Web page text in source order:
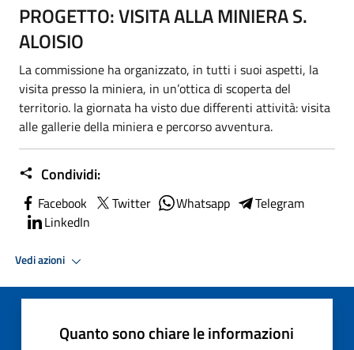
PROGETTO: VISITA ALLA MINIERA S.
ALOISIO
La commissione ha organizzato, in tutti i suoi aspetti, la
visita presso la miniera, in un’ottica di scoperta del
territorio. la giornata ha visto due differenti attività: visita
alle gallerie della miniera e percorso avventura.
Condividi:
Facebook Twitter Whatsapp
Telegram
LinkedIn
Vedi azioni
Quanto sono chiare le informazioni